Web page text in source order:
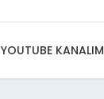
YOUTUBE KANALIM